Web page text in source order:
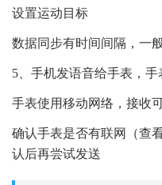
设置运动目标
数据同步有时间间隔，一
5、手机发语音给手表，手
手表使用移动网络，接收
确认手表是否有联网（查
认后再尝试发送